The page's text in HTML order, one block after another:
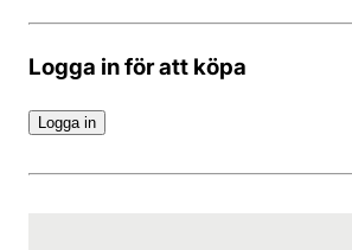
Logga in för att köpa
Logga in